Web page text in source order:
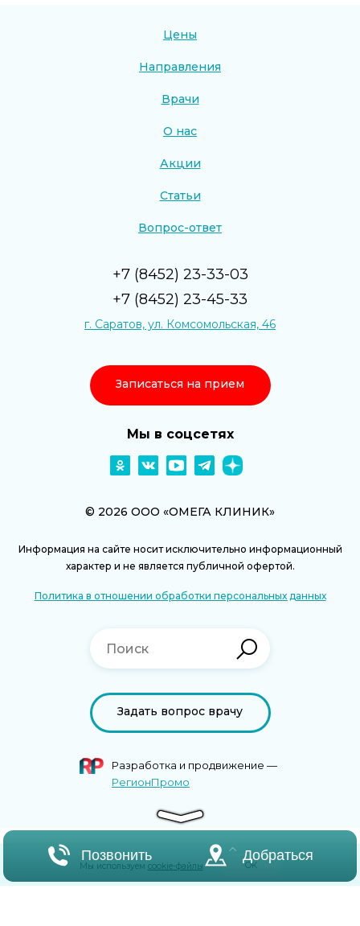
© 2026 ООО «ОМЕГА КЛИНИК»
Информация на сайте носит исключительно информационный
характер и не является публичной офертой.
Политика в отношении обработки персональных данных
+7 (8452) 23-33-03
+7 (8452) 23-45-33
г. Саратов, ул. Комсомольская, 46
Записаться на прием
Цены
Направления
Врачи
О нас
Акции
Статьи
Вопрос-ответ
Мы в соцсетях
Задать вопрос врачу
Разработка и продвижение —
РегионПромо
ОК
Мы используем cookie-файлы
Позвонить Добраться